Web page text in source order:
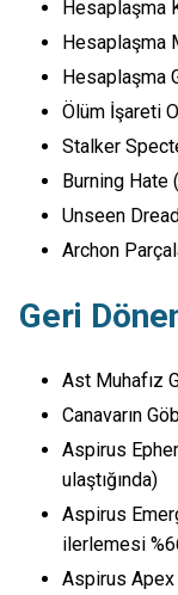
Hesaplaşma
Hesaplaşma
Hesaplaşma
Ölüm İşareti
Stalker
Burning Hate
Unseen
Archon
Geri
Ast Muhafız
Canavarın
Aspirus
ulaştığında)
Aspirus
ilerlemesi
Aspirus